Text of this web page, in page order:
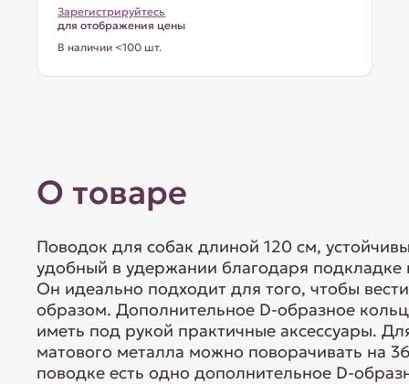
Зарегистрируйтесь
для отображения цены
В наличии <100 шт.
О товаре
Поводок для собак длиной 120 см,
удобный в удержании благодаря
Он идеально подходит для того, чтобы
образом. Дополнительное D-образное
иметь под рукой практичные аксессуары.
матового металла можно поворачивать на
поводке есть одно дополнительное D-